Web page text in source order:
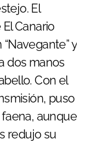
El
Canario
y
dos manos
Con el
puso
aunque
redujo su